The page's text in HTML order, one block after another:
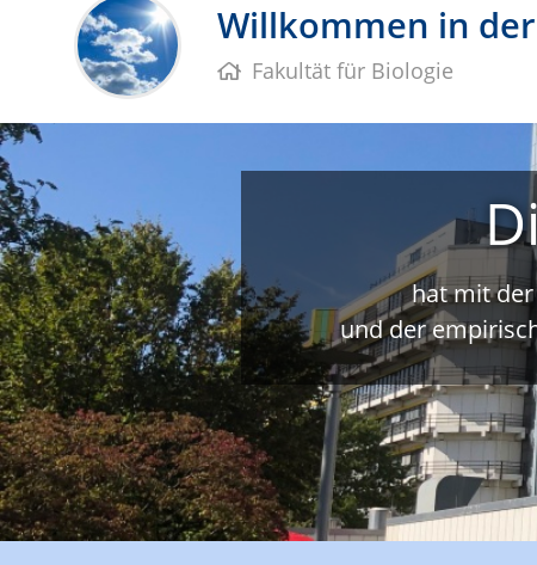
Willkommen in
Fakultät für Biologie
hat mit
und der